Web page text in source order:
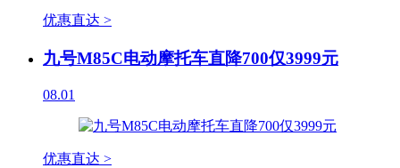
优惠直达 >
九号M85C电动摩托车直降700仅3999元
08.01
优惠直达 >